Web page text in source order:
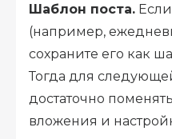
Шаблон поста.
(например,
сохраните его как
Тогда для
достаточно
вложения и